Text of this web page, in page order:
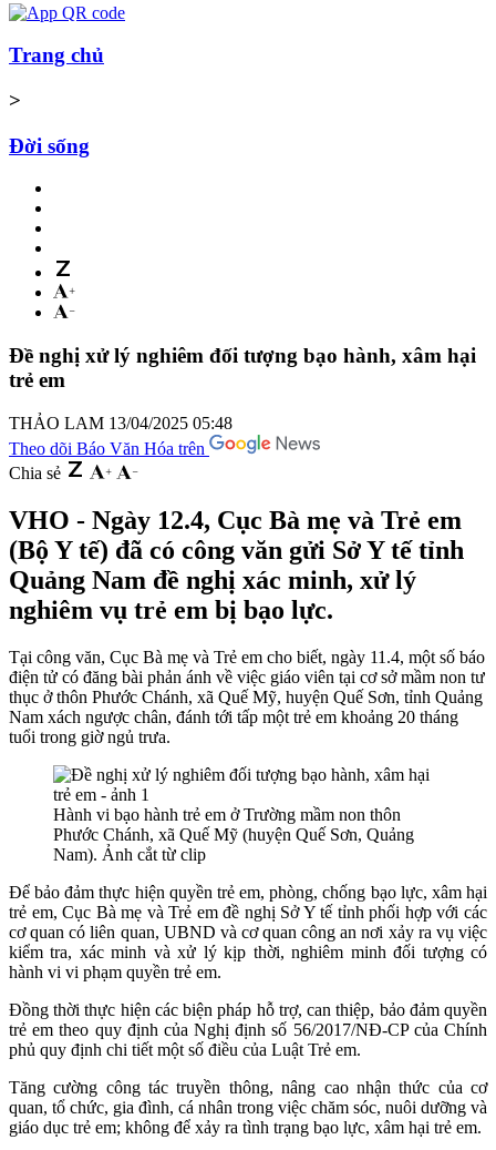
Trang chủ
>
Đời sống
Đề nghị xử lý nghiêm đối tượng bạo hành, xâm hại
trẻ em
THẢO LAM 13/04/2025 05:48
Theo dõi Báo Văn Hóa trên
Chia sẻ
VHO - Ngày 12.4, Cục Bà mẹ và Trẻ em
(Bộ Y tế) đã có công văn gửi Sở Y tế tỉnh
Quảng Nam đề nghị xác minh, xử lý
nghiêm vụ trẻ em bị bạo lực.
Tại công văn, Cục Bà mẹ và Trẻ em cho biết, ngày 11.4, một số báo
điện tử có đăng bài phản ánh về việc giáo viên tại cơ sở mầm non tư
thục ở thôn Phước Chánh, xã Quế Mỹ, huyện Quế Sơn, tỉnh Quảng
Nam xách ngược chân, đánh tới tấp một trẻ em khoảng 20 tháng
tuổi trong giờ ngủ trưa.
Hành vi bạo hành trẻ em ở Trường mầm non thôn
Phước Chánh, xã Quế Mỹ (huyện Quế Sơn, Quảng
Nam). Ảnh cắt từ clip
Để bảo đảm thực hiện quyền trẻ em, phòng, chống bạo lực, xâm hại
trẻ em, Cục Bà mẹ và Trẻ em đề nghị Sở Y tế tỉnh phối hợp với các
cơ quan có liên quan, UBND và cơ quan công an nơi xảy ra vụ việc
kiểm tra, xác minh và xử lý kịp thời, nghiêm minh đối tượng có
hành vi vi phạm quyền trẻ em.
Đồng thời thực hiện các biện pháp hỗ trợ, can thiệp, bảo đảm quyền
trẻ em theo quy định của Nghị định số 56/2017/NĐ-CP của Chính
phủ quy định chi tiết một số điều của Luật Trẻ em.
Tăng cường công tác truyền thông, nâng cao nhận thức của cơ
quan, tổ chức, gia đình, cá nhân trong việc chăm sóc, nuôi dưỡng và
giáo dục trẻ em; không để xảy ra tình trạng bạo lực, xâm hại trẻ em.